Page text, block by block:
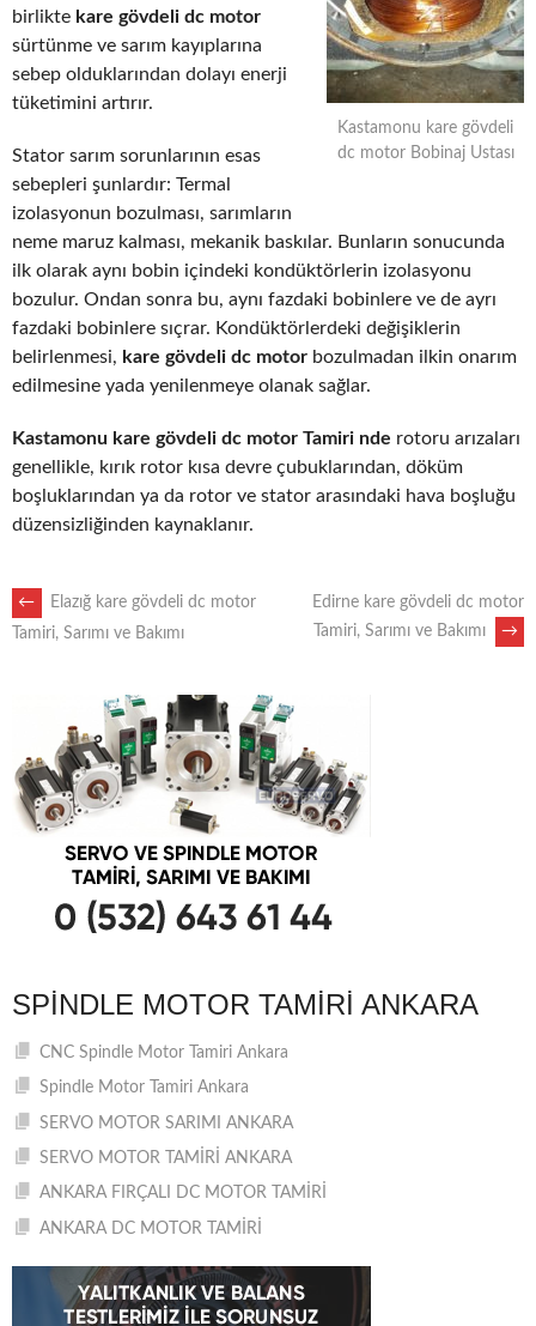
Kastamonu kare gövdeli
dc motor Bobinaj Ustası
birlikte kare gövdeli dc motor
sürtünme ve sarım kayıplarına
sebep olduklarından dolayı enerji
tüketimini artırır.
Stator sarım sorunlarının esas
sebepleri şunlardır: Termal
izolasyonun bozulması, sarımların
neme maruz kalması, mekanik baskılar. Bunların sonucunda
ilk olarak aynı bobin içindeki kondüktörlerin izolasyonu
bozulur. Ondan sonra bu, aynı fazdaki bobinlere ve de ayrı
fazdaki bobinlere sıçrar. Kondüktörlerdeki değişiklerin
belirlenmesi, kare gövdeli dc motor bozulmadan ilkin onarım
edilmesine yada yenilenmeye olanak sağlar.
Kastamonu kare gövdeli dc motor Tamiri nde rotoru arızaları
genellikle, kırık rotor kısa devre çubuklarından, döküm
boşluklarından ya da rotor ve stator arasındaki hava boşluğu
düzensizliğinden kaynaklanır.
POST
NAVIGATION
←
Elazığ kare gövdeli dc motor
Tamiri, Sarımı ve Bakımı
Edirne kare gövdeli dc motor
Tamiri, Sarımı ve Bakımı
→
SPINDLE MOTOR TAMIRI ANKARA
CNC Spindle Motor Tamiri Ankara
Spindle Motor Tamiri Ankara
SERVO MOTOR SARIMI ANKARA
SERVO MOTOR TAMİRİ ANKARA
ANKARA FIRÇALI DC MOTOR TAMİRİ
ANKARA DC MOTOR TAMİRİ